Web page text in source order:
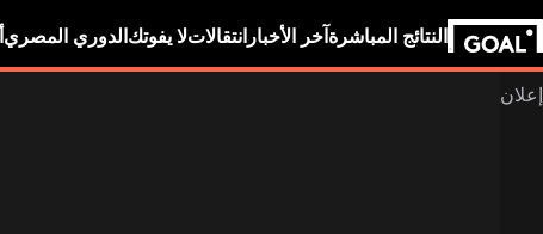
النتائج المباشرة آخر الأخبار انتقالاتلا يفوتك الدوري المصري